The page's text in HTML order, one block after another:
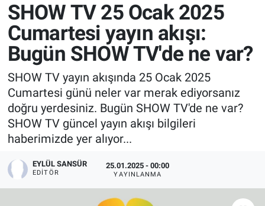
SHOW TV 25 Ocak 2025
Cumartesi yayın akışı:
Bugün SHOW TV'de ne var?
SHOW TV yayın akışında 25 Ocak 2025
Cumartesi günü neler var merak ediyorsanız
doğru yerdesiniz. Bugün SHOW TV'de ne var?
SHOW TV güncel yayın akışı bilgileri
haberimizde yer alıyor...
EYLÜL SANSÜR
EDITÖR
25.01.2025 - 00:00
YAYINLANMA